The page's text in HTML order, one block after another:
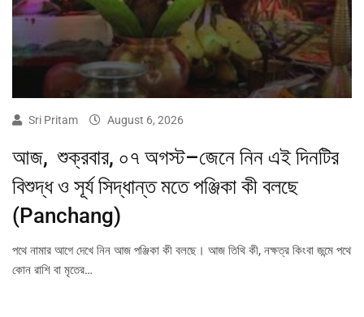
Sri Pritam August 6, 2026
আজ, শুক্রবার, ০৭ অগস্ট–জেনে নিন এই দিনটির
বিশুদ্ধ ও সূর্য সিদ্ধান্ত মতে পঞ্জিকা কী বলছে
(Panchang)
পথে নামার আগে দেখে নিন আজ পঞ্জিকা কী বলছে। আজ তিথি কী, নক্ষত্র কিংবা জন্মে পথে
কোন রাশি বা মৃতের…